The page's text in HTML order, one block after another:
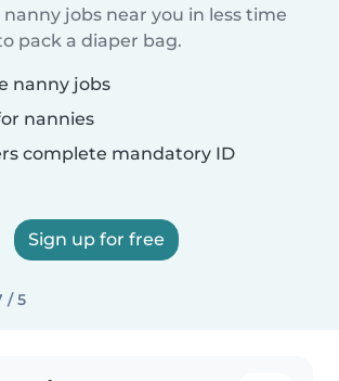
jobs near you in less time
pack a diaper bag.
nanny jobs
nannies
complete mandatory ID
Sign up for free
/ 5